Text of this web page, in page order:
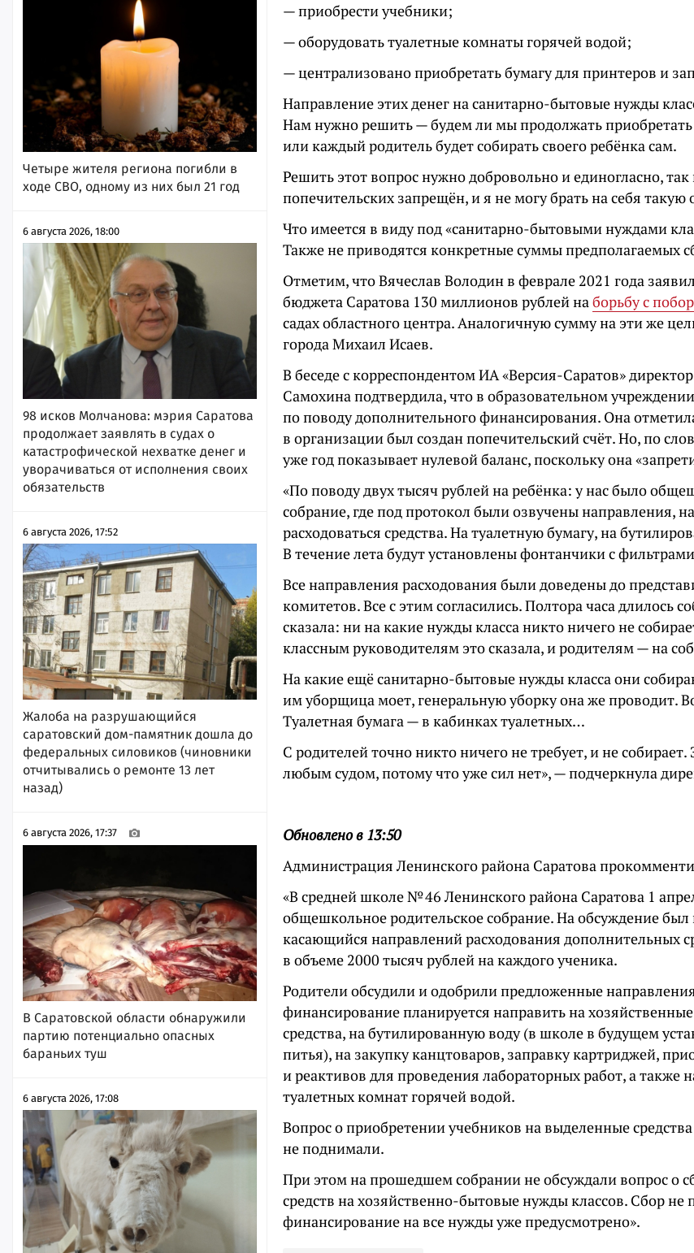
Четыре жителя региона погибли в
ходе СВО, одному из них был 21 год
6 августа 2026, 18:00
98 исков Молчанова: мэрия Саратова
продолжает заявлять в судах о
катастрофической нехватке денег и
уворачиваться от исполнения своих
обязательств
6 августа 2026, 17:52
Жалоба на разрушающийся
саратовский дом-памятник дошла до
федеральных силовиков (чиновники
отчитывались о ремонте 13 лет
назад)
6 августа 2026, 17:37
В Саратовской области обнаружили
партию потенциально опасных
бараньих туш
6 августа 2026, 17:08
— приобрести учебники;
— оборудовать туалетные комнаты горячей водой;
— централизовано приобретать бумагу для принтеров и
Направление этих денег на санитарно-бытовые нужды
Нам нужно решить — будем ли мы продолжать приобретать
или каждый родитель будет собирать своего ребёнка сам.
Решить этот вопрос нужно добровольно и единогласно,
попечительских запрещён, и я не могу брать на себя такую
Что имеется в виду под «санитарно-бытовыми нуждами
Также не приводятся конкретные суммы предполагаемых
Отметим, что Вячеслав Володин в феврале 2021 года
бюджета Саратова 130 миллионов рублей наборьбу с
садах областного центра. Аналогичную сумму на эти же
города Михаил Исаев.
В беседе с корреспондентом ИА «Версия-Саратов»
Самохина подтвердила, что в образовательном
по поводу дополнительного финансирования. Она
в организации был создан попечительский счёт. Но, по
уже год показывает нулевой баланс, поскольку она
«По поводу двух тысяч рублей на ребёнка: у нас было
собрание, где под протокол были озвучены направления,
расходоваться средства. На туалетную бумагу, на
В течение лета будут установлены фонтанчики с
Все направления расходования были доведены до
комитетов. Все с этим согласились. Полтора часа длилось
сказала: ни на какие нужды класса никто ничего не
классным руководителям это сказала, и родителям — на
На какие ещё санитарно-бытовые нужды класса они
им уборщица моет, генеральную уборку она же проводит.
Туалетная бумага — в кабинках туалетных…
С родителей точно никто ничего не требует, и не собирает.
любым судом, потому что уже сил нет», — подчеркнула
Обновлено в 13:50
Администрация Ленинского района Саратова
«В средней школе № 46 Ленинского района Саратова 1
общешкольное родительское собрание. На обсуждение был
касающийся направлений расходования дополнительных
в объеме 2000 тысяч рублей на каждого ученика.
Родители обсудили и одобрили предложенные
финансирование планируется направить на
средства, на бутилированную воду (в школе в будущем
питья), на закупку канцтоваров, заправку картриджей,
и реактивов для проведения лабораторных работ, а также
туалетных комнат горячей водой.
Вопрос о приобретении учебников на выделенные
не поднимали.
При этом на прошедшем собрании не обсуждали вопрос о
средств на хозяйственно-бытовые нужды классов. Сбор не
финансирование на все нужды уже предусмотрено».